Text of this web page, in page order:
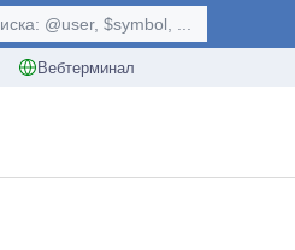
Вебтерминал
@user, $symbol, ...